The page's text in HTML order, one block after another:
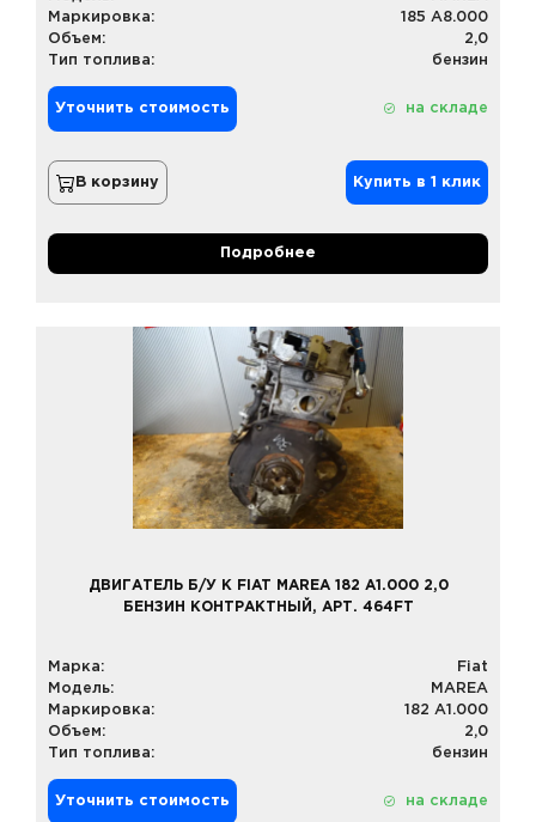
Маркировка:
185 A8.000
Объем:
2,0
Тип топлива:
бензин
Уточнить стоимость на складе
В корзину Купить в 1 клик
Подробнее
ДВИГАТЕЛЬ Б/У К FIAT MAREA 182 A1.000 2,0
БЕНЗИН КОНТРАКТНЫЙ, АРТ. 464FT
Марка:
Fiat
Модель:
MAREA
Маркировка:
182 A1.000
Объем:
2,0
Тип топлива:
бензин
Уточнить стоимость на складе